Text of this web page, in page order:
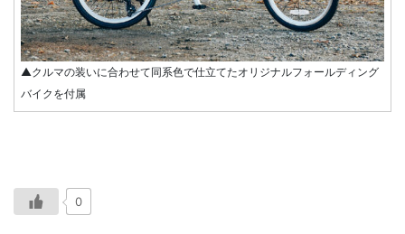
▲クルマの装いに合わせて同系色で仕立てたオリジナルフォールディング
バイクを付属
0